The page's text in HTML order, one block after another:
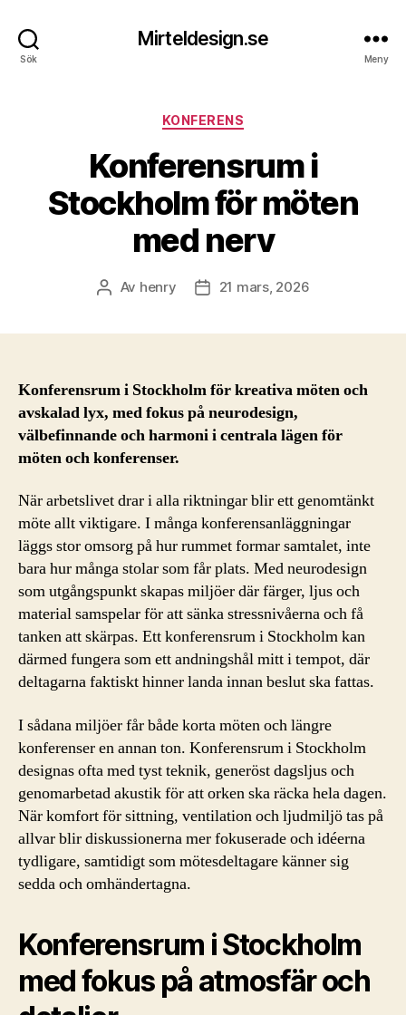
Sök
Mirteldesign.se
Meny
Kategorier
KONFERENS
Konferensrum i
Stockholm för möten
med nerv
Inläggsförfattare
Av henry Inläggsdatum
21 mars, 2026
Konferensrum i Stockholm för kreativa möten och
avskalad lyx, med fokus på neurodesign,
välbefinnande och harmoni i centrala lägen för
möten och konferenser.
När arbetslivet drar i alla riktningar blir ett genomtänkt
möte allt viktigare. I många konferensanläggningar
läggs stor omsorg på hur rummet formar samtalet, inte
bara hur många stolar som får plats. Med neurodesign
som utgångspunkt skapas miljöer där färger, ljus och
material samspelar för att sänka stressnivåerna och få
tanken att skärpas. Ett konferensrum i Stockholm kan
därmed fungera som ett andningshål mitt i tempot, där
deltagarna faktiskt hinner landa innan beslut ska fattas.
I sådana miljöer får både korta möten och längre
konferenser en annan ton. Konferensrum i Stockholm
designas ofta med tyst teknik, generöst dagsljus och
genomarbetad akustik för att orken ska räcka hela dagen.
När komfort för sittning, ventilation och ljudmiljö tas på
allvar blir diskussionerna mer fokuserade och idéerna
tydligare, samtidigt som mötesdeltagare känner sig
sedda och omhändertagna.
Konferensrum i Stockholm
med fokus på atmosfär och